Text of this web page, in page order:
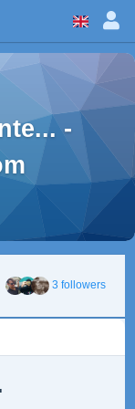
-
3 followers